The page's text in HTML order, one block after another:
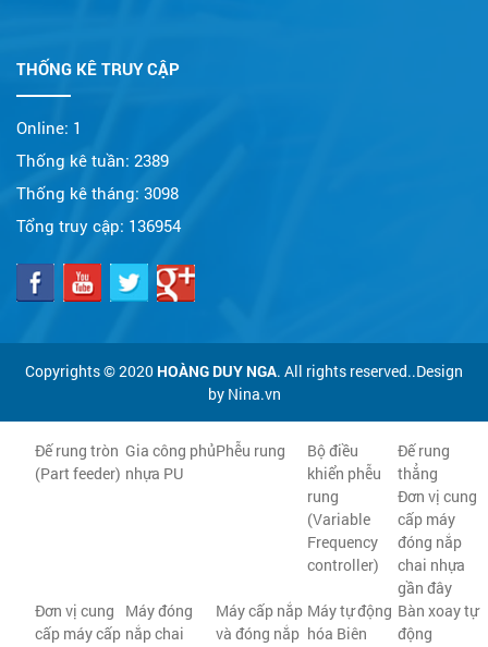
THỐNG KÊ TRUY CẬP
Online: 1
Thống kê tuần: 2389
Thống kê tháng: 3098
Tổng truy cập: 136954
Copyrights © 2020 HOÀNG DUY NGA. All rights reserved..Design
by Nina.vn
Đế rung tròn
(Part feeder)
Gia công phủ
nhựa PU
Phễu rung
Bộ điều
khiển phễu
rung
(Variable
Frequency
controller)
Đế rung
thẳng
Đơn vị cung
cấp máy
đóng nắp
chai nhựa
gần đây
Đơn vị cung
cấp máy cấp
Máy đóng
nắp chai
Máy cấp nắp
và đóng nắp
Máy tự động
hóa Biên
Bàn xoay tự
động